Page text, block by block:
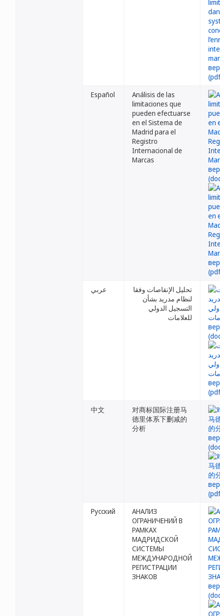
Español
Análisis de las
limitaciones que
pueden efectuarse
en el Sistema de
Madrid para el
Registro
Internacional de
Marcas
عربي
تحليل الإنقاصات وفقا
لنظام مدريد بشأن
التسجيل الدولي
للعلامات
中文
对商标国际注册马
德里体系下删减的
分析
Русский
АНАЛИЗ
ОГРАНИЧЕНИЙ В
РАМКАХ
МАДРИДСКОЙ
СИСТЕМЫ
МЕЖДУНАРОДНОЙ
РЕГИСТРАЦИИ
ЗНАКОВ